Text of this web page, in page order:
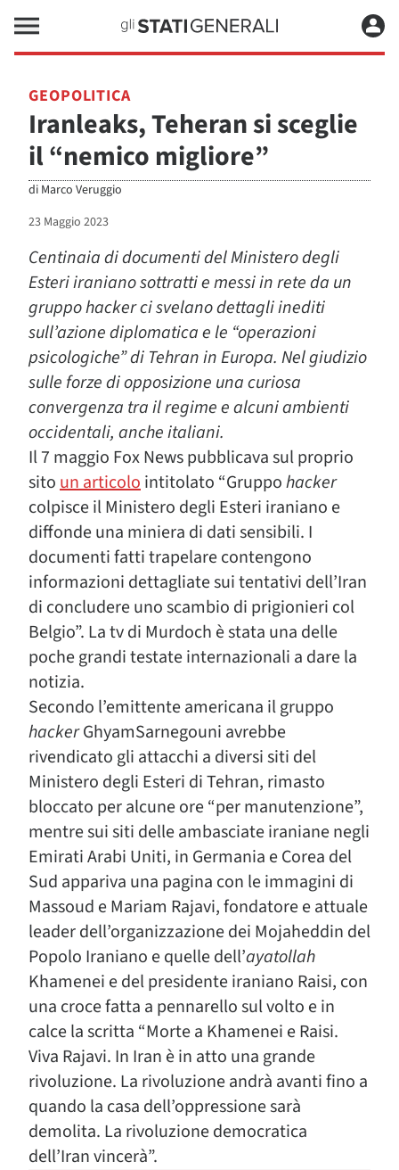
GEOPOLITICA
Iranleaks, Teheran si sceglie
il “nemico migliore”
di Marco Veruggio
23 Maggio 2023
Centinaia di documenti del Ministero degli
Esteri iraniano sottratti e messi in rete da un
gruppo hacker ci svelano dettagli inediti
sull’azione diplomatica e le “operazioni
psicologiche” di Tehran in Europa. Nel giudizio
sulle forze di opposizione una curiosa
convergenza tra il regime e alcuni ambienti
occidentali, anche italiani.
Il 7 maggio Fox News pubblicava sul proprio
sitoun articolointitolato “Gruppohacker
colpisce il Ministero degli Esteri iraniano e
diffonde una miniera di dati sensibili. I
documenti fatti trapelare contengono
informazioni dettagliate sui tentativi dell’Iran
di concludere uno scambio di prigionieri col
Belgio”. La tv di Murdoch è stata una delle
poche grandi testate internazionali a dare la
notizia.
Secondo l’emittente americana il gruppo
hackerGhyamSarnegouni avrebbe
rivendicato gli attacchi a diversi siti del
Ministero degli Esteri di Tehran, rimasto
bloccato per alcune ore “per manutenzione”,
mentre sui siti delle ambasciate iraniane negli
Emirati Arabi Uniti, in Germania e Corea del
Sud appariva una pagina con le immagini di
Massoud e Mariam Rajavi, fondatore e attuale
leader dell’organizzazione dei Mojaheddin del
Popolo Iraniano e quelle dell’ayatollah
Khamenei e del presidente iraniano Raisi, con
una croce fatta a pennarello sul volto e in
calce la scritta “Morte a Khamenei e Raisi.
Viva Rajavi. In Iran è in atto una grande
rivoluzione. La rivoluzione andrà avanti fino a
quando la casa dell’oppressione sarà
demolita. La rivoluzione democratica
dell’Iran vincerà”.